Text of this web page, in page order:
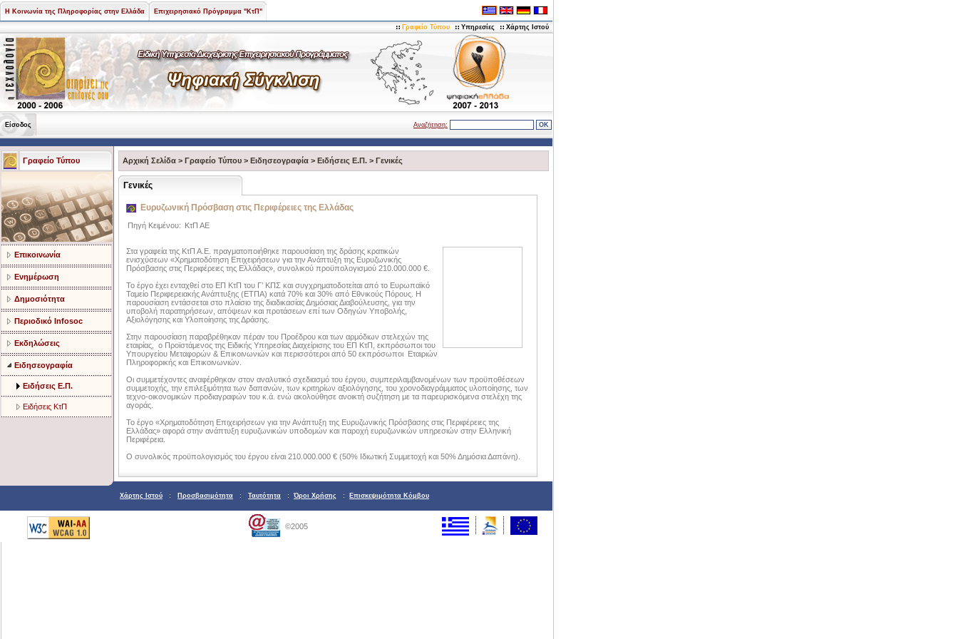
Η Κοινωνία της Πληροφορίας στην Ελλάδα Επιχειρησιακό Πρόγραμμα "ΚτΠ"
Γραφείο Τύπου Υπηρεσίες Χάρτης Ιστού
Είσοδος Αναζήτηση:
Γραφείο Τύπου
Επικοινωνία
Ενημέρωση
Δημοσιότητα
Περιοδικό Infosoc
Εκδηλώσεις
Ειδησεογραφία
Ειδήσεις Ε.Π.
Ειδήσεις ΚτΠ
Αρχική Σελίδα > Γραφείο Τύπου > Ειδησεογραφία > Ειδήσεις Ε.Π. > Γενικές
Γενικές
Ευρυζωνική Πρόσβαση στις Περιφέρειες της Ελλάδας
Πηγή Κειμένου: ΚτΠ ΑΕ
Στα γραφεία της ΚτΠ Α.Ε. πραγματοποιήθηκε παρουσίαση της δράσης κρατικών
ενισχύσεων «Χρηματοδότηση Επιχειρήσεων για την Ανάπτυξη της Ευρυζωνικής
Πρόσβασης στις Περιφέρειες της Ελλάδας», συνολικού προϋπολογισμού 210.000.000 €.
Το έργο έχει ενταχθεί στο ΕΠ ΚτΠ του Γ’ ΚΠΣ και συγχρηματοδοτείται από το Ευρωπαϊκό
Ταμείο Περιφερειακής Ανάπτυξης (ΕΤΠΑ) κατά 70% και 30% από Εθνικούς Πόρους. Η
παρουσίαση εντάσσεται στο πλαίσιο της διαδικασίας Δημόσιας Διαβούλευσης, για την
υποβολή παρατηρήσεων, απόψεων και προτάσεων επί των Οδηγών Υποβολής,
Αξιολόγησης και Υλοποίησης της Δράσης.
Στην παρουσίαση παραβρέθηκαν πέραν του Προέδρου και των αρμόδιων στελεχών της
εταιρίας, ο Προϊστάμενος της Ειδικής Υπηρεσίας Διαχείρισης του ΕΠ ΚτΠ, εκπρόσωποι του
Υπουργείου Μεταφορών & Επικοινωνιών και περισσότεροι από 50 εκπρόσωποι Εταιριών
Πληροφορικής και Επικοινωνιών.
Οι συμμετέχοντες αναφέρθηκαν στον αναλυτικό σχεδιασμό του έργου, συμπεριλαμβανομένων των προϋποθέσεων
συμμετοχής, την επιλεξιμότητα των δαπανών, των κριτηρίων αξιολόγησης, του χρονοδιαγράμματος υλοποίησης, των
τεχνο-οικονομικών προδιαγραφών του κ.ά. ενώ ακολούθησε ανοικτή συζήτηση με τα παρευρισκόμενα στελέχη της
αγοράς.
Το έργο «Χρηματοδότηση Επιχειρήσεων για την Ανάπτυξη της Ευρυζωνικής Πρόσβασης στις Περιφέρειες της
Ελλάδας» αφορά στην ανάπτυξη ευρυζωνικών υποδομών και παροχή ευρυζωνικών υπηρεσιών στην Ελληνική
Περιφέρεια.
Ο συνολικός προϋπολογισμός του έργου είναι 210.000.000 € (50% Ιδιωτική Συμμετοχή και 50% Δημόσια Δαπάνη).
Χάρτης Ιστού : Προσβασιμότητα : Ταυτότητα : Όροι Χρήσης : Επισκεψιμότητα Κόμβου
©2005